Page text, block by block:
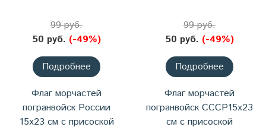
99 руб.
50 руб. (-49%)
Подробнее
Флаг морчастей
погранвойск России
15x23 см с присоской
99 руб.
50 руб. (-49%)
Подробнее
Флаг морчастей
погранвойск СССР15x23
см с присоской